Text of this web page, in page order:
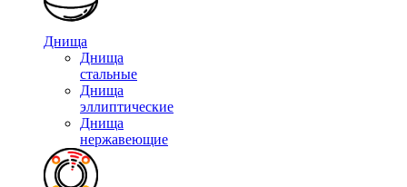
Днища
Днища
стальные
Днища
эллиптические
Днища
нержавеющие